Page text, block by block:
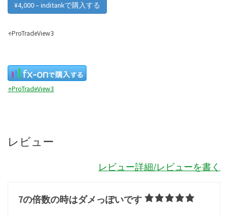
¥4,000 – inditankで購入する
↑ProTradeView3
↑ProTradeView3
レビュー
レビュー詳細/レビューを書く
7の倍数の時はダメっぽいです